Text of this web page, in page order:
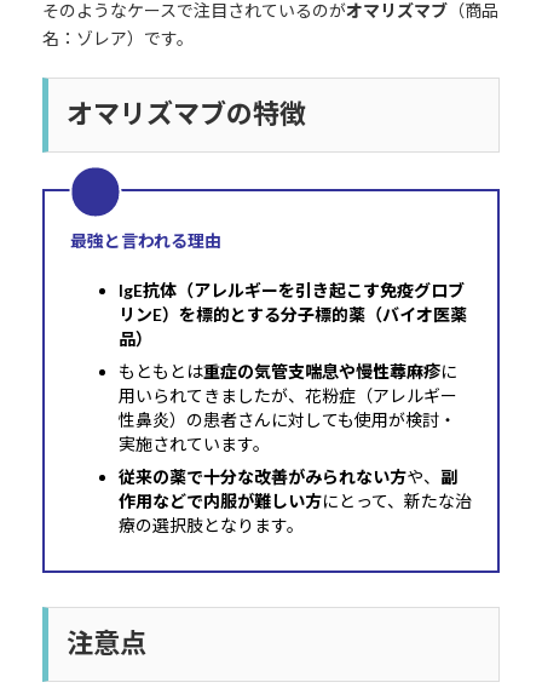
そのようなケースで注目されているのがオマリズマブ（商品
名：ゾレア）です。
オマリズマブの特徴
最強と言われる理由
IgE抗体（アレルギーを引き起こす免疫グロブ
リンE）を標的とする分子標的薬（バイオ医薬
品）
もともとは重症の気管支喘息や慢性蕁麻疹に
用いられてきましたが、花粉症（アレルギー
性鼻炎）の患者さんに対しても使用が検討・
実施されています。
従来の薬で十分な改善がみられない方や、 副
作用などで内服が難しい方にとって、新たな治
療の選択肢となります。
注意点